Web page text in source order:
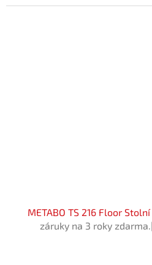
METABO TS 216 Floor
záruky na 3 roky